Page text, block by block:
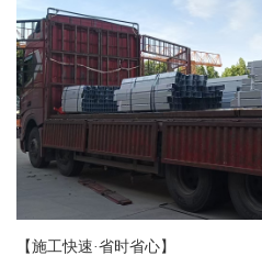
【施工快速·省时省心】